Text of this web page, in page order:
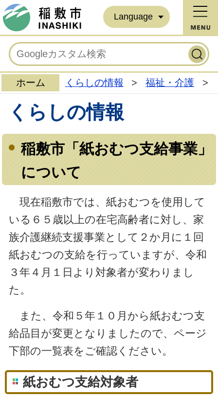
Language
ホーム くらしの情報 > 福祉・介護 >
くらしの情報
稲敷市「紙おむつ支給事業」
について
現在稲敷市では、紙おむつを使用して
いる６５歳以上の在宅高齢者に対し、家
族介護継続支援事業として２か月に１回
紙おむつの支給を行っていますが、令和
３年４月１日より対象者が変わりまし
た。
また、令和５年１０月から紙おむつ支
給品目が変更となりましたので、ページ
下部の一覧表をご確認ください。
紙おむつ支給対象者